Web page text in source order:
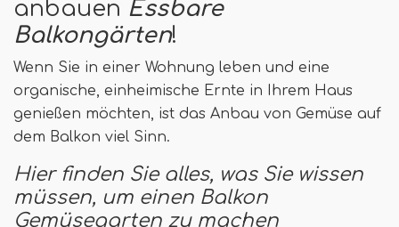
anbauen Essbare
Balkongärten!
Wenn Sie in einer Wohnung leben und eine
organische, einheimische Ernte in Ihrem Haus
genießen möchten, ist das Anbau von Gemüse auf
dem Balkon viel Sinn.
Hier finden Sie alles, was Sie wissen
müssen, um einen Balkon
Gemüsegarten zu machen